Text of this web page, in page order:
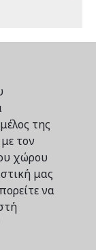
της
τον
χώρου
μας
να